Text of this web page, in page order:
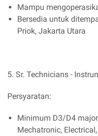
Mampu
Bersedia untuk
Priok, Jakarta Utara
5. Sr. Technicians -
Persyaratan:
Minimum D3/D4
Mechatronic,